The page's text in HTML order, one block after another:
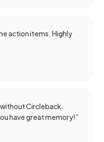
action items. Highly
Circleback.
have great memory!”